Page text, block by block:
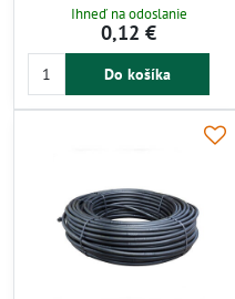
konca 16 mm LDPE alebo
kvapkových hadíc. Jeho použitie
rieši problém úniku vody na konci
potrubia. Ideálny pre závlahové
systémy s kvapkovou závlahou v
montáž a jednoduché uvoľnenie
zaručujú efektívnu manipuláciu.
Ihneď na odoslanie
0,12 €
Do košíka